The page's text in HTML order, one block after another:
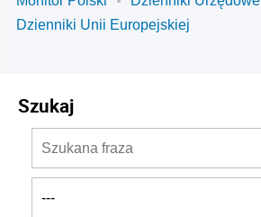
Dzienniki Unii Europejskiej
Szukaj